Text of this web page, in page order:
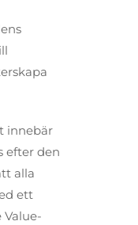
innebär
efter den
alla
ett